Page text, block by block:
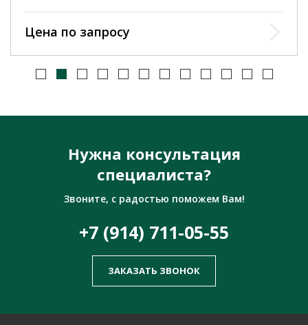
Цена по запросу
Нужна консультация
специалиста?
Звоните, с радостью поможем Вам!
+7 (914) 711-05-55
ЗАКАЗАТЬ ЗВОНОК